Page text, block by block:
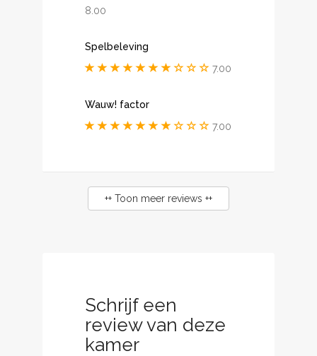
8.00
Spelbeleving
7.00
Wauw! factor
7.00
++ Toon meer reviews ++
Schrijf een
review van deze
kamer